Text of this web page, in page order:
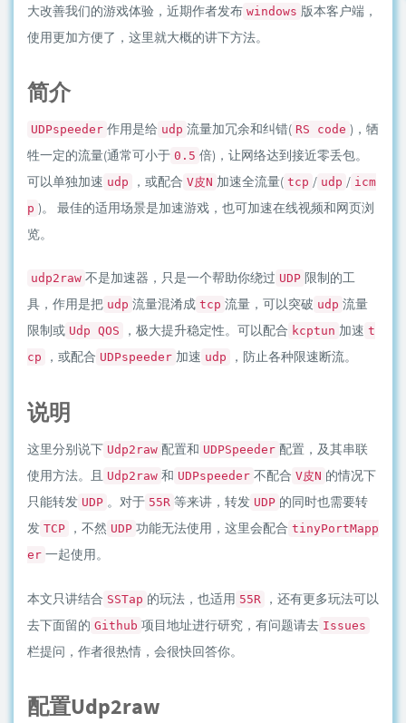
大改善我们的游戏体验，近期作者发布 windows 版本客户端，
使用更加方便了，这里就大概的讲下方法。
简介
UDPspeeder 作用是给 udp 流量加冗余和纠错( RS code )，牺
牲一定的流量(通常可小于 0.5 倍)，让网络达到接近零丢包。
可以单独加速 udp ，或配合 V皮N 加速全流量( tcp / udp / icm
p )。 最佳的适用场景是加速游戏，也可加速在线视频和网页浏
览。
udp2raw 不是加速器，只是一个帮助你绕过 UDP 限制的工
具，作用是把 udp 流量混淆成 tcp 流量，可以突破 udp 流量
限制或 Udp QOS ，极大提升稳定性。可以配合 kcptun 加速 t
cp
，或配合 UDPspeeder 加速 udp ，防止各种限速断流。
说明
这里分别说下 Udp2raw 配置和 UDPSpeeder 配置，及其串联
使用方法。且 Udp2raw 和 UDPspeeder 不配合 V皮N 的情况下
只能转发 UDP 。对于 55R 等来讲，转发 UDP 的同时也需要转
发 TCP ，不然 UDP 功能无法使用，这里会配合 tinyPortMapp
er 一起使用。
本文只讲结合 SSTap 的玩法，也适用 55R
，还有更多玩法可以
去下面留的 Github 项目地址进行研究，有问题请去 Issues
栏提问，作者很热情，会很快回答你。
配置Udp2raw